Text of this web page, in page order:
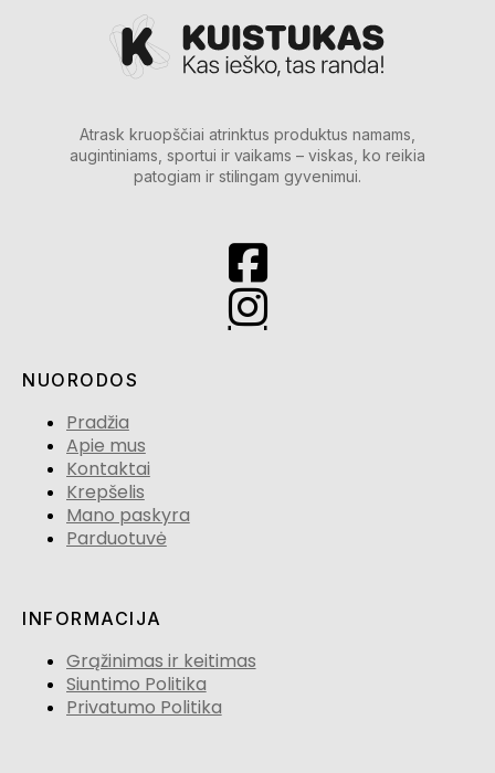
Atrask kruopščiai atrinktus produktus namams,
augintiniams, sportui ir vaikams – viskas, ko reikia
patogiam ir stilingam gyvenimui.
NUORODOS
Pradžia
Apie mus
Kontaktai
Krepšelis
Mano paskyra
Parduotuvė
INFORMACIJA
Grąžinimas ir keitimas
Siuntimo Politika
Privatumo Politika